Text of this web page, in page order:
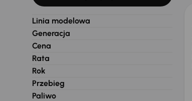
Linia modelowa
Generacja
Cena
Rata
Rok
Przebieg
Paliwo